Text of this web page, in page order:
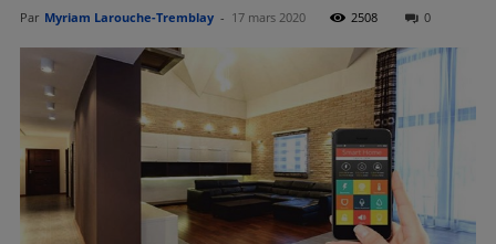
Par Myriam Larouche-Tremblay - 17 mars 2020 2508 0